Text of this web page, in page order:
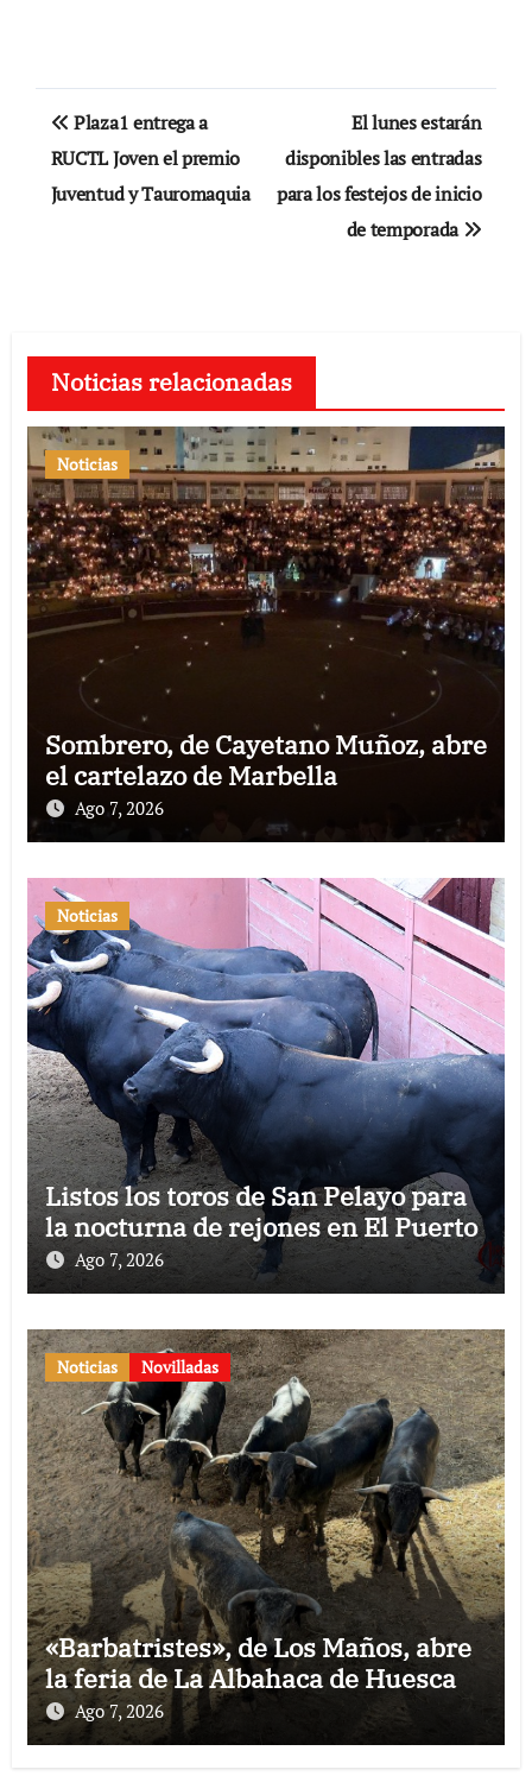
Navegación
de
entradas
Plaza1 entrega a
RUCTL Joven el premio
Juventud y Tauromaquia
El lunes estarán
disponibles las entradas
para los festejos de inicio
de temporada
Noticias relacionadas
Noticias
Sombrero, de Cayetano Muñoz, abre
el cartelazo de Marbella
Ago 7, 2026
Noticias
Listos los toros de San Pelayo para
la nocturna de rejones en El Puerto
Ago 7, 2026
Noticias Novilladas
«Barbatristes», de Los Maños, abre
la feria de La Albahaca de Huesca
Ago 7, 2026